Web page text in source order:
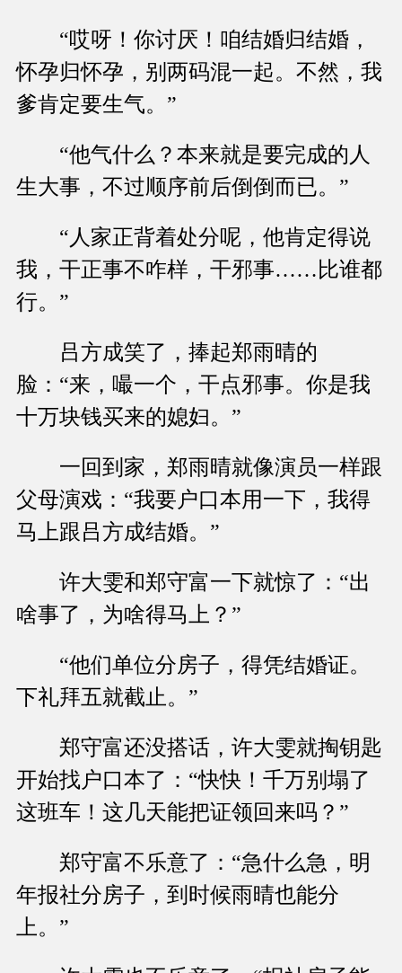
“哎呀！你讨厌！咱结婚归结婚，
怀孕归怀孕，别两码混一起。不然，我
爹肯定要生气。”
“他气什么？本来就是要完成的人
生大事，不过顺序前后倒倒而已。”
“人家正背着处分呢，他肯定得说
我，干正事不咋样，干邪事……比谁都
行。”
吕方成笑了，捧起郑雨晴的
脸：“来，嘬一个，干点邪事。你是我
十万块钱买来的媳妇。”
一回到家，郑雨晴就像演员一样跟
父母演戏：“我要户口本用一下，我得
马上跟吕方成结婚。”
许大雯和郑守富一下就惊了：“出
啥事了，为啥得马上？”
“他们单位分房子，得凭结婚证。
下礼拜五就截止。”
郑守富还没搭话，许大雯就掏钥匙
开始找户口本了：“快快！千万别塌了
这班车！这几天能把证领回来吗？”
郑守富不乐意了：“急什么急，明
年报社分房子，到时候雨晴也能分
上。”